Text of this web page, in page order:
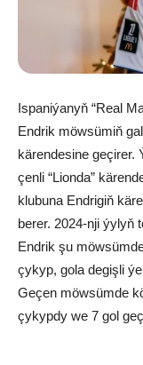
Ispaniýanyň “Real
Endrik möwsümiň
kärendesine geçirer.
çenli “Lionda”
klubuna Endrigiň
berer. 2024-nji ýylyň
Endrik şu
çykyp, gola degişli
Geçen möwsümde
çykypdy we 7 gol